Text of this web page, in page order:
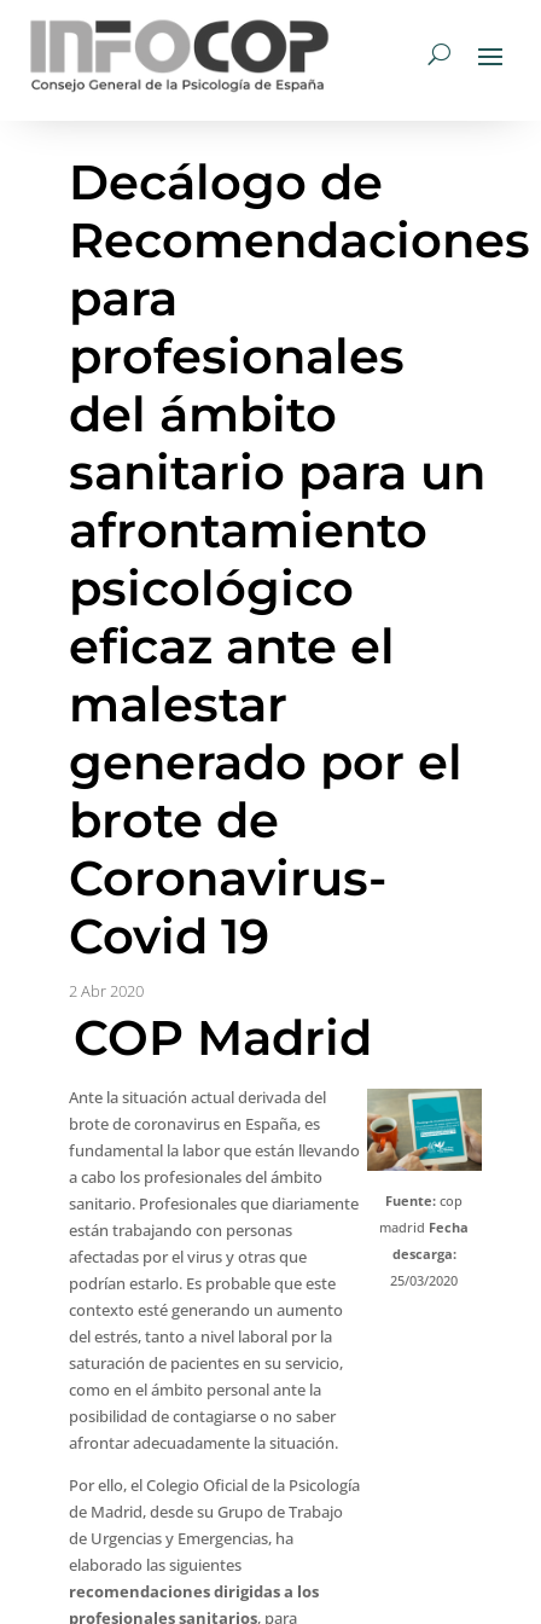
Decálogo de
Recomendaciones
para
profesionales
del ámbito
sanitario para un
afrontamiento
psicológico
eficaz ante el
malestar
generado por el
brote de
Coronavirus-
Covid 19
2 Abr 2020
COP Madrid
Ante la situación actual derivada del
brote de coronavirus en España, es
fundamental la labor que están llevando
a cabo los profesionales del ámbito
sanitario. Profesionales que diariamente
están trabajando con personas
afectadas por el virus y otras que
podrían estarlo. Es probable que este
contexto esté generando un aumento
del estrés, tanto a nivel laboral por la
saturación de pacientes en su servicio,
como en el ámbito personal ante la
posibilidad de contagiarse o no saber
afrontar adecuadamente la situación.
Por ello, el Colegio Oficial de la Psicología
de Madrid, desde su Grupo de Trabajo
de Urgencias y Emergencias, ha
elaborado las siguientes
recomendaciones dirigidas a los
profesionales sanitarios, para
Fuente:cop
madrid Fecha
descarga:
25/03/2020